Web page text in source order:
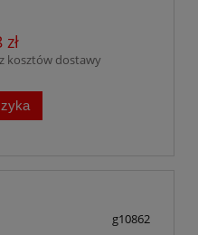
zł
kosztów dostawy
g10862